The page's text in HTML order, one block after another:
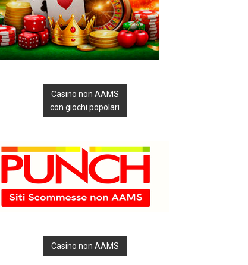
Casino non AAMS
con giochi popolari
Casino non AAMS